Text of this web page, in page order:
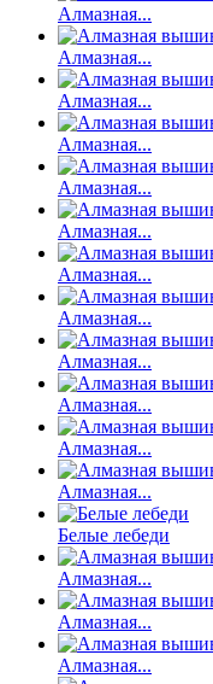
Алмазная...
Алмазная...
Алмазная...
Алмазная...
Алмазная...
Алмазная...
Алмазная...
Алмазная...
Алмазная...
Алмазная...
Алмазная...
Алмазная...
Белые лебеди
Алмазная...
Алмазная...
Алмазная...